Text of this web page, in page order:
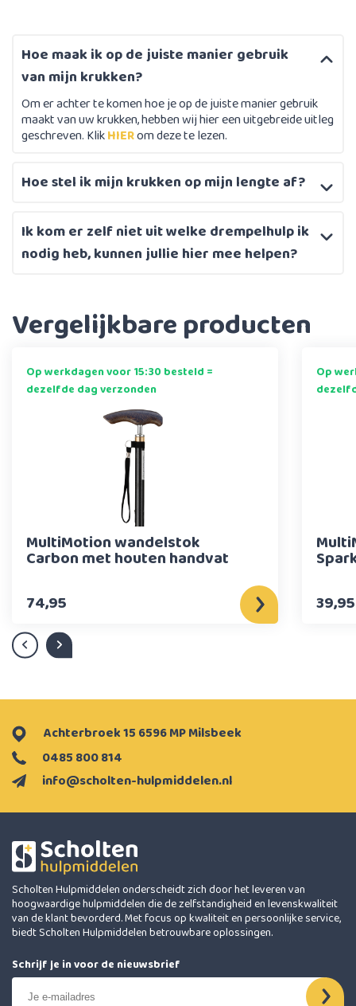
Hoe maak ik op de juiste manier gebruik
van mijn krukken?
Om er achter te komen hoe je op de juiste manier gebruik
maakt van uw krukken, hebben wij hier een uitgebreide uitleg
geschreven. KlikHIERom deze te lezen.
Hoe stel ik mijn krukken op mijn lengte af?
Ik kom er zelf niet uit welke drempelhulp ik
nodig heb, kunnen jullie hier mee helpen?
Vergelijkbare producten
Op werkdagen voor 15:30 besteld =
dezelfde dag verzonden
MultiMotion wandelstok
Carbon met houten handvat
74,95
Op
39,95
info@scholten-hulpmiddelen.nl
0485 800 814
Achterbroek 15 6596 MP Milsbeek
Scholten Hulpmiddelen onderscheidt zich door het leveren van
hoogwaardige hulpmiddelen die de zelfstandigheid en levenskwaliteit
van de klant bevorderd. Met focus op kwaliteit en persoonlijke service,
biedt Scholten Hulpmiddelen betrouwbare oplossingen.
Schrijf je in voor de nieuwsbrief